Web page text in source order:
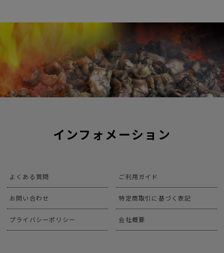
インフォメーション
よくある質問 ご利用ガイド
お問い合わせ 特定商取引に基づく表記
プライバシーポリシー 会社概要